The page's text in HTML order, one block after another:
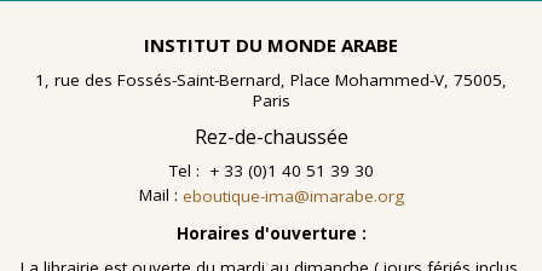
INSTITUT DU MONDE ARABE
1, rue des Fossés-Saint-Bernard, Place Mohammed-V, 75005,
Paris
Rez-de-chaussée
Tel : + 33 (0)1 40 51 39 30
Mail : eboutique-ima@imarabe.org
Horaires d'ouverture :